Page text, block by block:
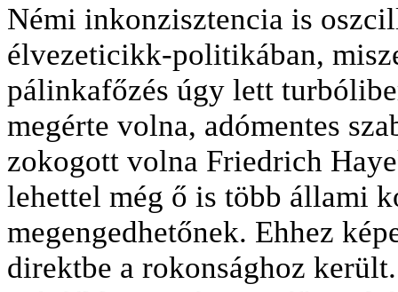
Némi inkonzisztencia is
élvezeticikk-politikában,
pálinkafőzés úgy lett
megérte volna, adómentes
zokogott volna Friedrich
lehettel még ő is több állami
megengedhetőnek. Ehhez
direktbe a rokonsághoz